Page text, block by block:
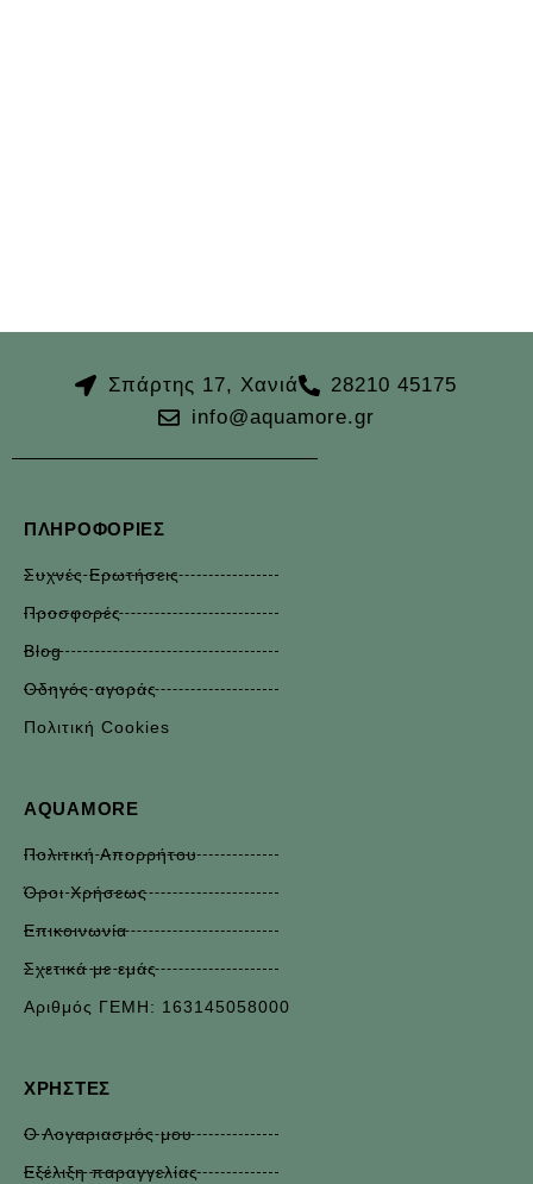
Σπάρτης 17, Χανιά
28210 45175
info@aquamore.gr
ΠΛΗΡΟΦΟΡΊΕΣ
Συχνές Ερωτήσεις
Προσφορές
Blog
Οδηγός αγοράς
Πολιτική Cookies
AQUAMORE
Πολιτική Απορρήτου
Όροι Χρήσεως
Επικοινωνία
Σχετικά με εμάς
Αριθμός ΓΕΜΗ: 163145058000
ΧΡΉΣΤΕΣ
Ο Λογαριασμός μου
Εξέλιξη παραγγελίας